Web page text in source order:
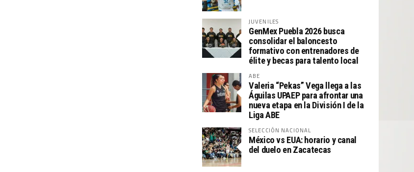
JUVENILES
GenMex Puebla 2026 busca
consolidar el baloncesto
formativo con entrenadores de
élite y becas para talento local
ABE
Valeria “Pekas” Vega llega a las
Águilas UPAEP para afrontar una
nueva etapa en la División I de la
Liga ABE
SELECCIÓN NACIONAL
México vs EUA: horario y canal
del duelo en Zacatecas